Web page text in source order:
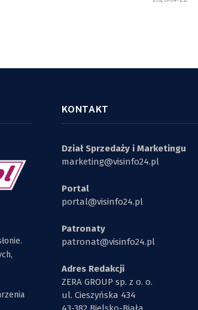
KONTAKT
Dział Sprzedaży i Marketingu
marketing@visinfo24.pl
Portal
portal@visinfo24.pl
Patronaty
patronat@visinfo24.pl
Adres Redakcji
ZERA GROUP sp. z o. o.
ul. Cieszyńska 434